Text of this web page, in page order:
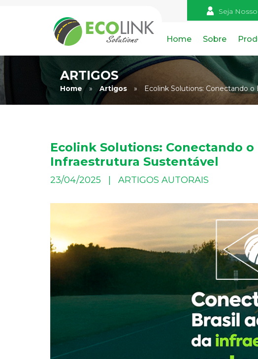
Seja
Home Sobre
ARTIGOS
Home » Artigos » Ecolink Solutions: Conectando
Ecolink Solutions: Conectando
Infraestrutura Sustentável
23/04/2025 | ARTIGOS AUTORAIS